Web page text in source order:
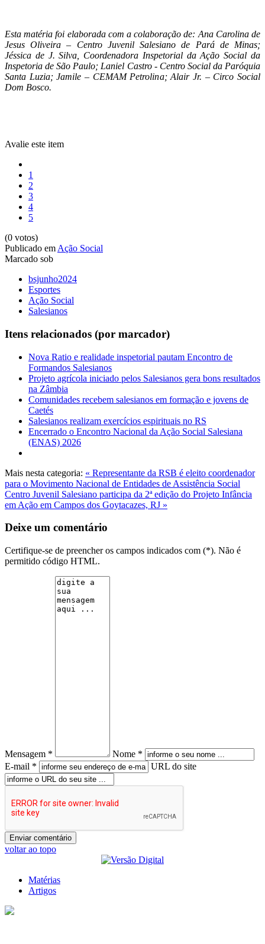
Esta matéria foi elaborada com a colaboração de: Ana Carolina de
Jesus Oliveira – Centro Juvenil Salesiano de Pará de Minas;
Jéssica de J. Silva, Coordenadora Inspetorial da Ação Social da
Inspetoria de São Paulo; Laniel Castro - Centro Social da Paróquia
Santa Luzia; Jamile – CEMAM Petrolina; Alair Jr. – Circo Social
Dom Bosco.
Avalie este item
1
2
3
4
5
(0 votos)
Publicado em Ação Social
Marcado sob
bsjunho2024
Esportes
Ação Social
Salesianos
Itens relacionados (por marcador)
Nova Ratio e realidade inspetorial pautam Encontro de
Formandos Salesianos
Projeto agrícola iniciado pelos Salesianos gera bons resultados
na Zâmbia
Comunidades recebem salesianos em formação e jovens de
Caetés
Salesianos realizam exercícios espirituais no RS
Encerrado o Encontro Nacional da Ação Social Salesiana
(ENAS) 2026
Mais nesta categoria: « Representante da RSB é eleito coordenador
para o Movimento Nacional de Entidades de Assistência Social
Centro Juvenil Salesiano participa da 2ª edição do Projeto Infância
em Ação em Campos dos Goytacazes, RJ »
Deixe um comentário
Certifique-se de preencher os campos indicados com (*). Não é
permitido código HTML.
Mensagem *
Nome *
E-mail *
URL do site
voltar ao topo
Matérias
Artigos